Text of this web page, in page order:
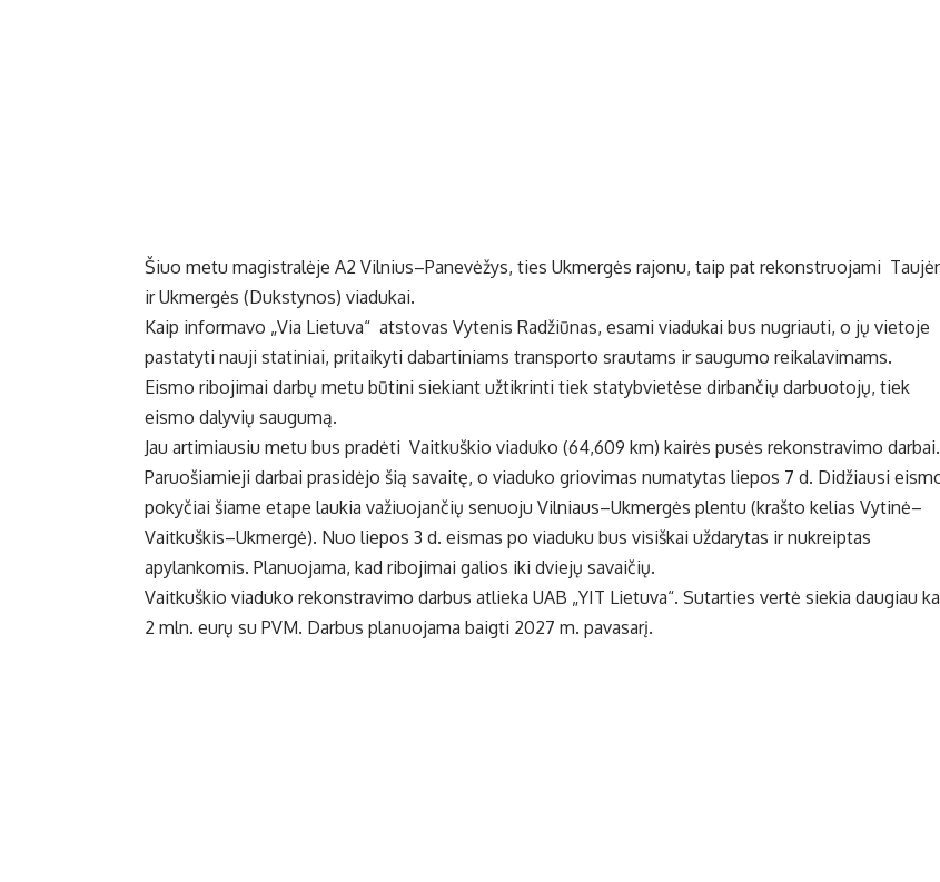
Šiuo metu magistralėje A2 Vilnius–Panevėžys, ties Ukmergės rajonu, taip pat rekonstruojami
ir Ukmergės (Dukstynos) viadukai.
Kaip informavo „Via Lietuva“ atstovas Vytenis Radžiūnas, esami viadukai bus nugriauti, o jų vietoje
pastatyti nauji statiniai, pritaikyti dabartiniams transporto srautams ir saugumo reikalavimams.
Eismo ribojimai darbų metu būtini siekiant užtikrinti tiek statybvietėse dirbančių darbuotojų, tiek
eismo dalyvių saugumą.
Jau artimiausiu metu bus pradėti Vaitkuškio viaduko (64,609 km) kairės pusės rekonstravimo darbai.
Paruošiamieji darbai prasidėjo šią savaitę, o viaduko griovimas numatytas liepos 7 d. Didžiausi
pokyčiai šiame etape laukia važiuojančių senuoju Vilniaus–Ukmergės plentu (krašto kelias Vytinė–
Vaitkuškis–Ukmergė). Nuo liepos 3 d. eismas po viaduku bus visiškai uždarytas ir nukreiptas
apylankomis. Planuojama, kad ribojimai galios iki dviejų savaičių.
Vaitkuškio viaduko rekonstravimo darbus atlieka UAB „YIT Lietuva“. Sutarties vertė siekia daugiau
2 mln. eurų su PVM. Darbus planuojama baigti 2027 m. pavasarį.